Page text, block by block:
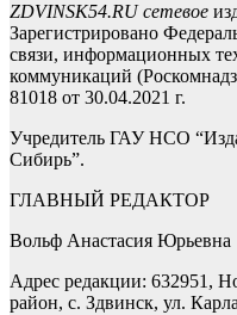
ZDVINSK54.RU сетевое
Зарегистрировано
связи, информационных
коммуникаций
81018 от 30.04.2021 г.
Учредитель ГАУ НСО
Сибирь”.
ГЛАВНЫЙ РЕДАКТОР
Вольф Анастасия Юрьевна
Адрес редакции: 632951,
район, с. Здвинск, ул.